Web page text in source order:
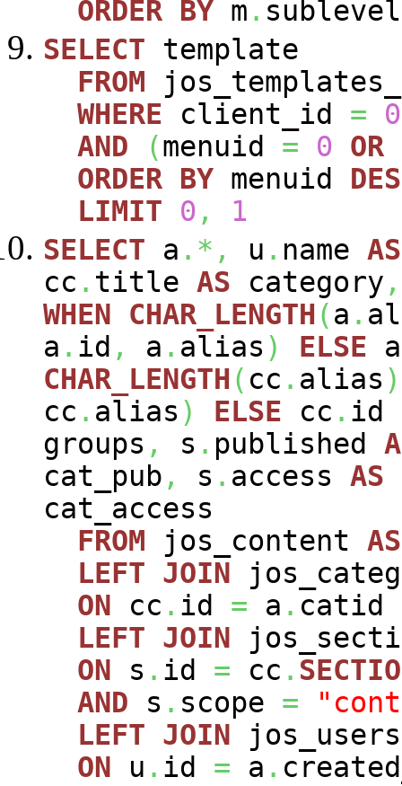
ORDER BY m . sublevel
SELECT template
FROM
WHERE client_id =
0
AND
(menuid = 0 OR
ORDER BY menuid
LIMIT
0 ,
1
SELECT a .*, u . name AS
cc . title AS category ,
WHEN
CHAR_LENGTH(a .
a . id , a . alias ) ELSE a
CHAR_LENGTH( cc . alias )
cc . alias ) ELSE cc . id
groups , s . published
cat_pub , s . access AS
cat_access
FROM jos_content AS
LEFT JOIN
ON cc . id = a . catid
LEFT JOIN
ON s . id = cc .
AND s . scope =
LEFT JOIN
ON u . id = a .